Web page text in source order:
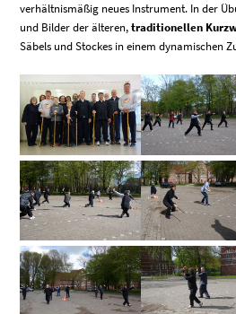
verhältnismäßig neues Instrument. In der
und Bilder der älteren,traditionellen
Säbels und Stockes in einem dynamischen